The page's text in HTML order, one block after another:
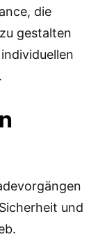
die
gestalten
und